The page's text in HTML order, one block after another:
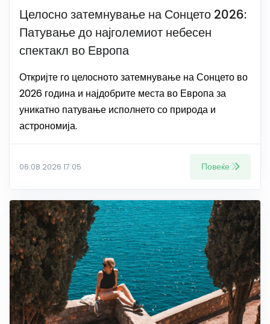
Целосно затемнување на Сонцето 2026:
Патување до најголемиот небесен
спектакл во Европа
Откријте го целосното затемнување на Сонцето во
2026 година и најдобрите места во Европа за
уникатно патување исполнето со природа и
астрономија.
06.08.2026 17:05 Повеќе